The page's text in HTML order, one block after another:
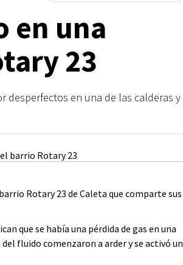
en una
23
desperfectos en una de las calderas y
Rotary 23 de Caleta que comparte sus
que se había una pérdida de gas en una
fluido comenzaron a arder y se activó un